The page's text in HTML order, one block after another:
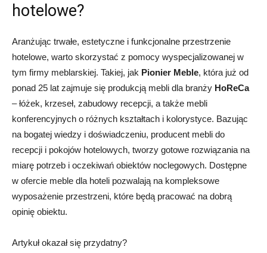
hotelowe?
Aranżując trwałe, estetyczne i funkcjonalne przestrzenie
hotelowe, warto skorzystać z pomocy wyspecjalizowanej w
tym firmy meblarskiej. Takiej, jak Pionier Meble, która już od
ponad 25 lat zajmuje się produkcją mebli dla branży HoReCa
– łóżek, krzeseł, zabudowy recepcji, a także mebli
konferencyjnych o różnych kształtach i kolorystyce. Bazując
na bogatej wiedzy i doświadczeniu, producent mebli do
recepcji i pokojów hotelowych, tworzy gotowe rozwiązania na
miarę potrzeb i oczekiwań obiektów noclegowych. Dostępne
w ofercie meble dla hoteli pozwalają na kompleksowe
wyposażenie przestrzeni, które będą pracować na dobrą
opinię obiektu.
Artykuł okazał się przydatny?